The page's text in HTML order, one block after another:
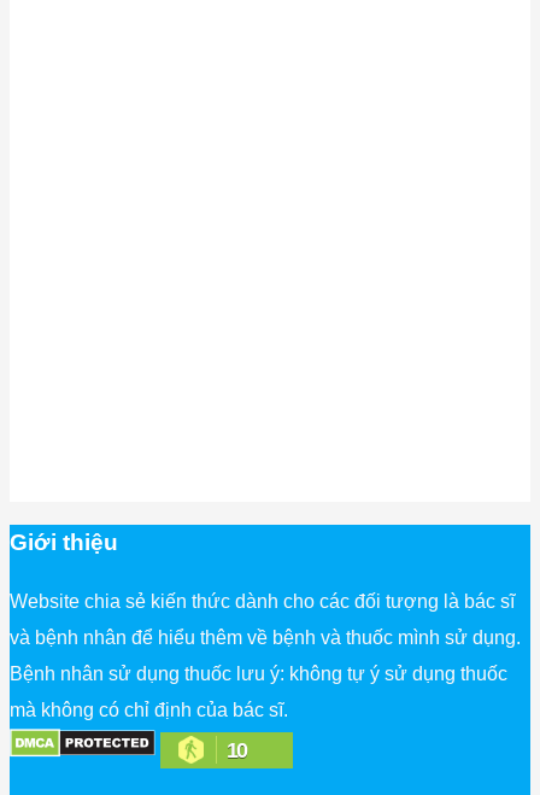
Giới thiệu
Website chia sẻ kiến thức dành cho các đối tượng là bác sĩ
và bệnh nhân để hiểu thêm về bệnh và thuốc mình sử dụng.
Bệnh nhân sử dụng thuốc lưu ý: không tự ý sử dụng thuốc
mà không có chỉ định của bác sĩ.
10